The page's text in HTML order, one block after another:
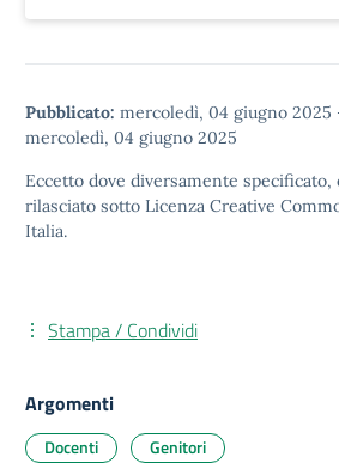
Pubblicato: mercoledì, 04 giugno 2025
mercoledì, 04 giugno 2025
Eccetto dove diversamente
rilasciato sotto Licenza Creative
Italia.
Stampa / Condividi
Argomenti
Docenti Genitori